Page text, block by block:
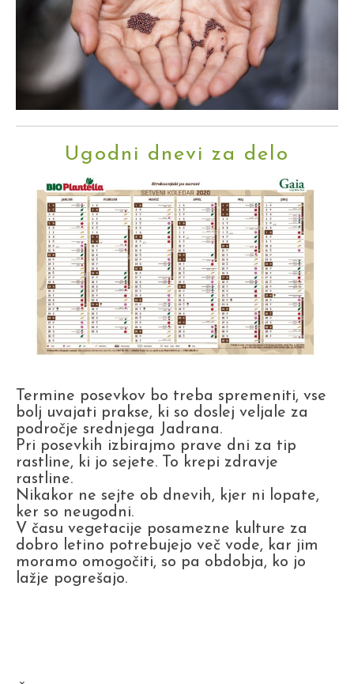
Ugodni dnevi za delo
Termine posevkov bo treba spremeniti, vse
bolj uvajati prakse, ki so doslej veljale za
področje srednjega Jadrana.
Pri posevkih izbirajmo prave dni za tip
rastline, ki jo sejete. To krepi zdravje
rastline.
Nikakor ne sejte ob dnevih, kjer ni lopate,
ker so neugodni.
V času vegetacije posamezne kulture za
dobro letino potrebujejo več vode, kar jim
moramo omogočiti, so pa obdobja, ko jo
lažje pogrešajo.